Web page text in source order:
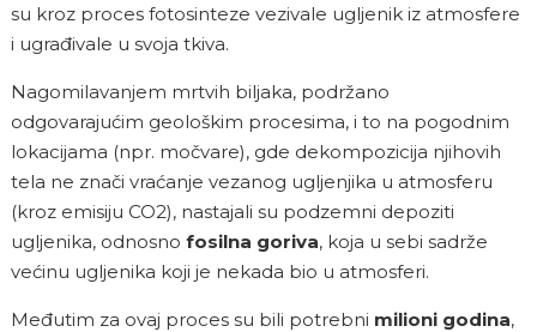
su kroz proces fotosinteze vezivale ugljenik iz atmosfere
i ugrađivale u svoja tkiva.
Nagomilavanjem mrtvih biljaka, podržano
odgovarajućim geološkim procesima, i to na pogodnim
lokacijama (npr. močvare), gde dekompozicija njihovih
tela ne znači vraćanje vezanog ugljenjika u atmosferu
(kroz emisiju CO2), nastajali su podzemni depoziti
ugljenika, odnosno fosilna goriva, koja u sebi sadrže
većinu ugljenika koji je nekada bio u atmosferi.
Međutim za ovaj proces su bili potrebni milioni godina,